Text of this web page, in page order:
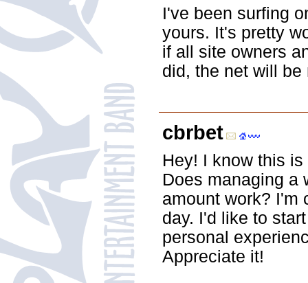
I've been surfing
yours. It's pretty
if all site owners
did, the net will
cbrbet
Hey! I know this
Does managing a
amount work? I'm
day. I'd like to
personal
Appreciate it!